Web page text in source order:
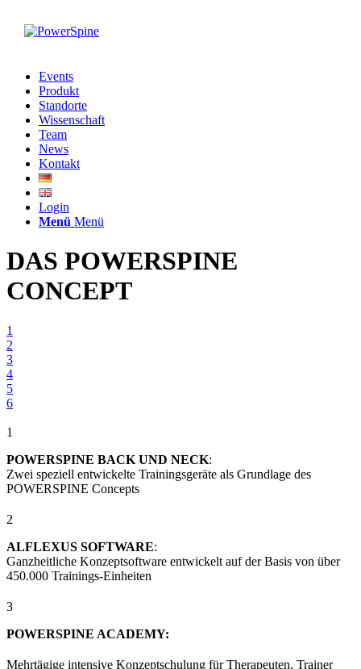
Events
Produkt
Standorte
Wissenschaft
Team
News
Kontakt
Login
Menü Menü
DAS POWERSPINE
CONCEPT
1
2
3
4
5
6
1
POWERSPINE BACK UND NECK:
Zwei speziell entwickelte Trainingsgeräte als Grundlage des
POWERSPINE Concepts
2
ALFLEXUS SOFTWARE:
Ganzheitliche Konzeptsoftware entwickelt auf der Basis von über
450.000 Trainings-Einheiten
3
POWERSPINE ACADEMY:
Mehrtägige intensive Konzeptschulung für Therapeuten, Trainer